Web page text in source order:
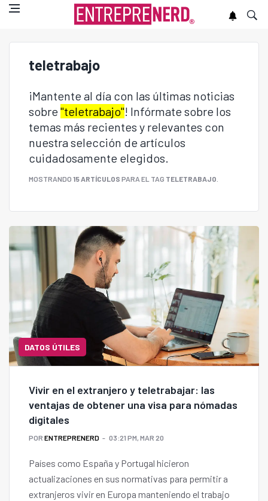
teletrabajo
¡Mantente al día con las últimas noticias
sobre "teletrabajo"! Infórmate sobre los
temas más recientes y relevantes con
nuestra selección de artículos
cuidadosamente elegidos.
MOSTRANDO 15 ARTÍCULOS PARA EL TAG TELETRABAJO
DATOS ÚTILES
Vivir en el extranjero y teletrabajar: las
ventajas de obtener una visa para nómadas
digitales
POR ENTREPRENERD 03:21 PM, MAR 20
Países como España y Portugal hicieron
actualizaciones en sus normativas para permitir a
extranjeros vivir en Europa manteniendo el trabajo